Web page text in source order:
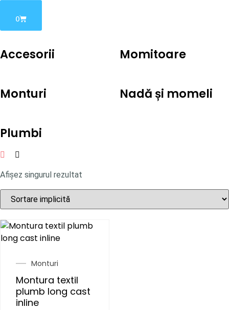
0
Accesorii Momitoare
Monturi Nadă și momeli
Plumbi
Afișez singurul rezultat
Monturi
Montura textil
plumb long cast
inline